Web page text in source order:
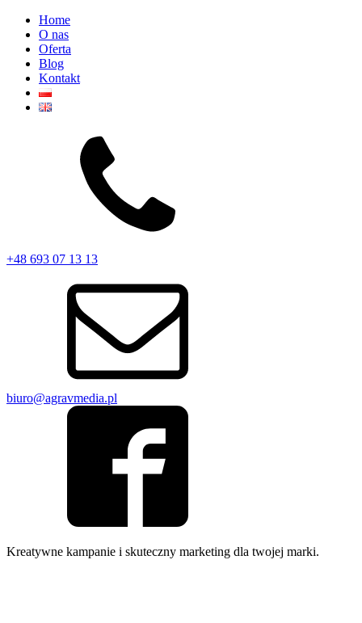
Home
O nas
Oferta
Blog
Kontakt
+48 693 07 13 13
biuro@agravmedia.pl
Kreatywne kampanie i skuteczny marketing dla twojej marki.